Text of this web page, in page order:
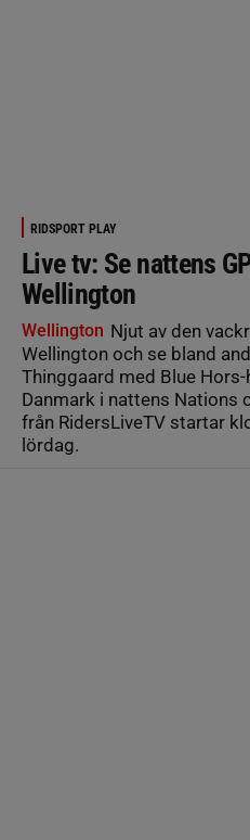
RIDSPORT PLAY
Live tv: Se nattens
Wellington
Wellington Njut av den
Wellington och se bland
Thinggaard med Blue
Danmark i nattens Nations
från RidersLiveTV startar
lördag.